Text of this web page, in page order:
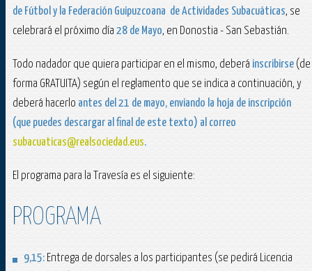
de Fútbol y la Federación Guipuzcoana de Actividades Subacuáticas, se
celebrará el próximo día 28 de Mayo, en Donostia - San Sebastián.
Todo nadador que quiera participar en el mismo, deberá inscribirse (de
forma GRATUITA) según el reglamento que se indica a continuación, y
deberá hacerlo antes del 21 de mayo, enviando la hoja de inscripción
(que puedes descargar al final de este texto) al correo
subacuaticas@realsociedad.eus.
El programa para la Travesía es el siguiente:
PROGRAMA
9,15: Entrega de dorsales a los participantes (se pedirá Licencia